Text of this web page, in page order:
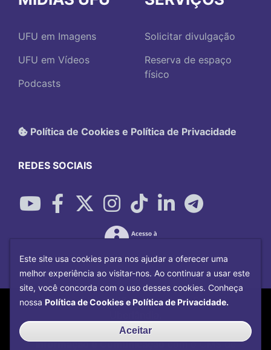
UFU em Imagens
UFU em Vídeos
Podcasts
Solicitar divulgação
Reserva de espaço
físico
Política de Cookies e Política de Privacidade
REDES SOCIAIS
Copyright©2026Universidade Federal
Centro de Tecnologia da
Informação e Comunicaçãocom o CMS de
Este site usa cookies para nos ajudar a oferecer uma
melhor experiência ao visitar-nos. Ao continuar a usar este
site, você concorda com o uso desses cookies. Conheça
nossa Política de Cookies e Política de Privacidade.
Aceitar